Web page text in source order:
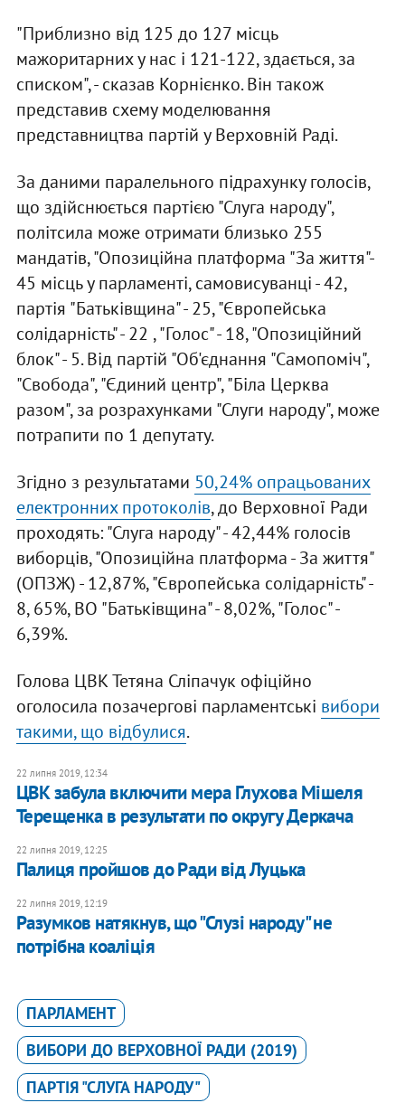
"Приблизно від 125 до 127 місць
мажоритарних у нас і 121-122, здається, за
списком", - сказав Корнієнко. Він також
представив схему моделювання
представництва партій у Верховній Раді.
За даними паралельного підрахунку голосів,
що здійснюється партією "Слуга народу",
політсила може отримати близько 255
мандатів, "Опозиційна платформа "За життя"-
45 місць у парламенті, самовисуванці - 42,
партія "Батьківщина" - 25, "Європейська
солідарність" - 22 , "Голос" - 18, "Опозиційний
блок" - 5. Від партій "Об'єднання "Самопоміч",
"Свобода", "Єдиний центр", "Біла Церква
разом", за розрахунками "Слуги народу", може
потрапити по 1 депутату.
Згідно з результатами 50,24% опрацьованих
електронних протоколів, до Верховної Ради
проходять: "Слуга народу" - 42,44% голосів
виборців, "Опозиційна платформа - За життя"
(ОПЗЖ) - 12,87%, "Європейська солідарність" -
8, 65%, ВО "Батьківщина" - 8,02%, "Голос" -
6,39%.
Голова ЦВК Тетяна Сліпачук офіційно
оголосила позачергові парламентські вибори
такими, що відбулися.
22 липня 2019, 12:34
ЦВК забула включити мера Глухова Мішеля
Терещенка в результати по округу Деркача
22 липня 2019, 12:25
Палиця пройшов до Ради від Луцька
22 липня 2019, 12:19
Разумков натякнув, що "Слузі народу" не
потрібна коаліція
ПАРЛАМЕНТ
ВИБОРИ ДО ВЕРХОВНОЇ РАДИ (2019)
ПАРТІЯ "СЛУГА НАРОДУ"